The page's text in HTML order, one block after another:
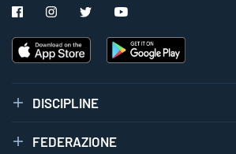
DISCIPLINE
FEDERAZIONE